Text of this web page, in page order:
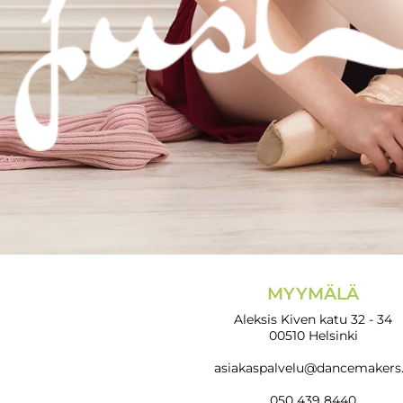
MYYMÄLÄ
Aleksis Kiven katu 32 - 34
00510 Helsinki